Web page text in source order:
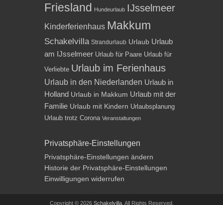
Friesland Hundeurlaub IJsselmeer
Kinderferienhaus Makkum
Schakelvilla Strandurlaub Urlaub Urlaub
am IJsselmeer Urlaub für Paare Urlaub für
Verliebte Urlaub im Ferienhaus
Urlaub in den Niederlanden Urlaub in
Holland Urlaub in Makkum Urlaub mit der
Familie Urlaub mit Kindern Urlaubsplanung
Urlaub trotz Corona Veranstaltungen
Privatsphäre-Einstellungen
Privatsphäre-Einstellungen ändern
Historie der Privatsphäre-Einstellungen
Einwilligungen widerrufen
Copyright © 2026 Schakelvilla. All Rights Reserved.